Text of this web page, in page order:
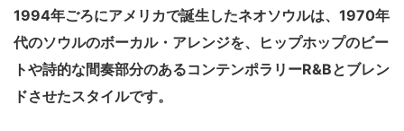
1994年ごろにアメリカで誕生したネオソウルは、1970年
代のソウルのボーカル・アレンジを、ヒップホップのビー
トや詩的な間奏部分のあるコンテンポラリーR&Bとブレン
ドさせたスタイルです。